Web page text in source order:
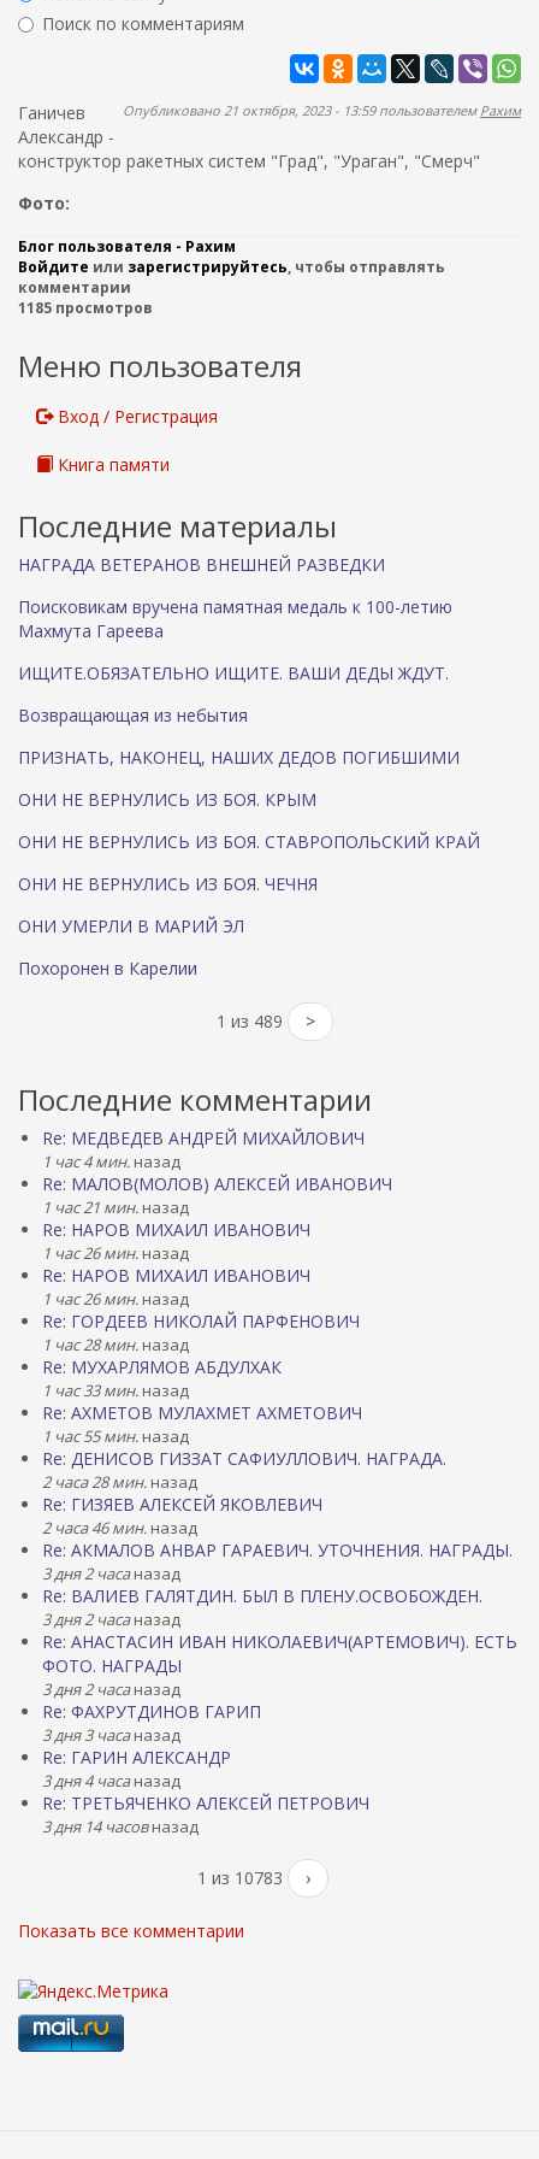
р
п
о
и
с
к
а
Поиск по комментариям
Опубликовано 21 октября, 2023 - 13:59 пользователем Рахим
Ганичев
Александр -
конструктор ракетных систем "Град", "Ураган", "Смерч"
Фото:
Блог пользователя - Рахим
Войдите или зарегистрируйтесь, чтобы отправлять
комментарии
1185 просмотров
Меню пользователя
Вход / Регистрация
Книга памяти
Последние материалы
НАГРАДА ВЕТЕРАНОВ ВНЕШНЕЙ РАЗВЕДКИ
Поисковикам вручена памятная медаль к 100-летию
Махмута Гареева
ИЩИТЕ.ОБЯЗАТЕЛЬНО ИЩИТЕ. ВАШИ ДЕДЫ ЖДУТ.
Возвращающая из небытия
ПРИЗНАТЬ, НАКОНЕЦ, НАШИХ ДЕДОВ ПОГИБШИМИ
ОНИ НЕ ВЕРНУЛИСЬ ИЗ БОЯ. КРЫМ
ОНИ НЕ ВЕРНУЛИСЬ ИЗ БОЯ. СТАВРОПОЛЬСКИЙ КРАЙ
ОНИ НЕ ВЕРНУЛИСЬ ИЗ БОЯ. ЧЕЧНЯ
ОНИ УМЕРЛИ В МАРИЙ ЭЛ
Похоронен в Карелии
1 из 489 >
Последние комментарии
Re: МЕДВЕДЕВ АНДРЕЙ МИХАЙЛОВИЧ
1 час 4 мин. назад
Re: МАЛОВ(МОЛОВ) АЛЕКСЕЙ ИВАНОВИЧ
1 час 21 мин. назад
Re: НАРОВ МИХАИЛ ИВАНОВИЧ
1 час 26 мин. назад
Re: НАРОВ МИХАИЛ ИВАНОВИЧ
1 час 26 мин. назад
Re: ГОРДЕЕВ НИКОЛАЙ ПАРФЕНОВИЧ
1 час 28 мин. назад
Re: МУХАРЛЯМОВ АБДУЛХАК
1 час 33 мин. назад
Re: АХМЕТОВ МУЛАХМЕТ АХМЕТОВИЧ
1 час 55 мин. назад
Re: ДЕНИСОВ ГИЗЗАТ САФИУЛЛОВИЧ. НАГРАДА.
2 часа 28 мин. назад
Re: ГИЗЯЕВ АЛЕКСЕЙ ЯКОВЛЕВИЧ
2 часа 46 мин. назад
Re: АКМАЛОВ АНВАР ГАРАЕВИЧ. УТОЧНЕНИЯ. НАГРАДЫ.
3 дня 2 часаназад
Re: ВАЛИЕВ ГАЛЯТДИН. БЫЛ В ПЛЕНУ.ОСВОБОЖДЕН.
3 дня 2 часаназад
Re: АНАСТАСИН ИВАН НИКОЛАЕВИЧ(АРТЕМОВИЧ). ЕСТЬ
ФОТО. НАГРАДЫ
3 дня 2 часаназад
Re: ФАХРУТДИНОВ ГАРИП
3 дня 3 часаназад
Re: ГАРИН АЛЕКСАНДР
3 дня 4 часаназад
Re: ТРЕТЬЯЧЕНКО АЛЕКСЕЙ ПЕТРОВИЧ
3 дня 14 часовназад
1 из 10783 ›
Показать все комментарии